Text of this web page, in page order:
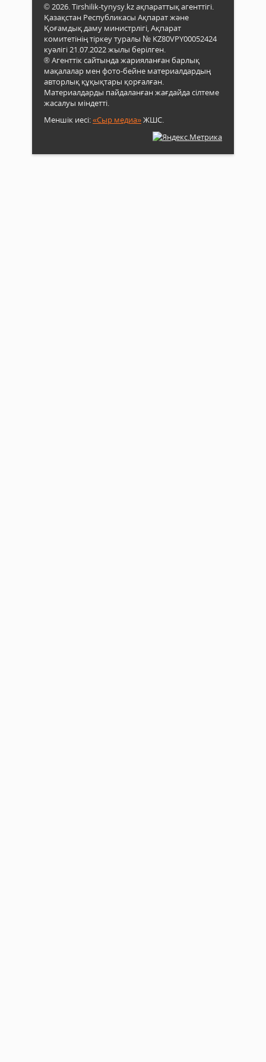
© 2026. Tirshilik-tynysy.kz ақпараттық агенттігі.
Қазақстан Республикасы Ақпарат және
Қоғамдық даму министрлігі, Ақпарат
комитетінің тіркеу туралы № KZ80VPY00052424
куәлігі 21.07.2022 жылы берілген.
® Агенттік сайтында жарияланған барлық
мақалалар мен фото-бейне материалдардың
авторлық құқықтары қорғалған.
Материалдарды пайдаланған жағдайда сілтеме
жасалуы міндетті.
Меншік иесі:«Сыр медиа»ЖШС.